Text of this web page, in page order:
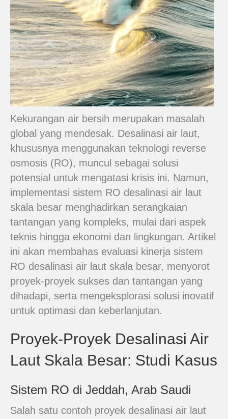
Kekurangan air bersih merupakan masalah
global yang mendesak. Desalinasi air laut,
khususnya menggunakan teknologi reverse
osmosis (RO), muncul sebagai solusi
potensial untuk mengatasi krisis ini. Namun,
implementasi sistem RO desalinasi air laut
skala besar menghadirkan serangkaian
tantangan yang kompleks, mulai dari aspek
teknis hingga ekonomi dan lingkungan. Artikel
ini akan membahas evaluasi kinerja sistem
RO desalinasi air laut skala besar, menyorot
proyek-proyek sukses dan tantangan yang
dihadapi, serta mengeksplorasi solusi inovatif
untuk optimasi dan keberlanjutan.
Proyek-Proyek Desalinasi Air
Laut Skala Besar: Studi Kasus
Sistem RO di Jeddah, Arab Saudi
Salah satu contoh proyek desalinasi air laut